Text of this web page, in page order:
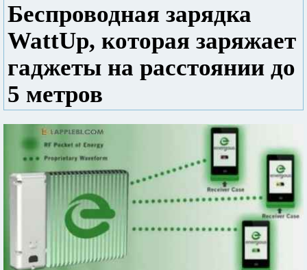
Беспроводная зарядка
WattUp, которая заряжает
гаджеты на расстоянии до
5 метров